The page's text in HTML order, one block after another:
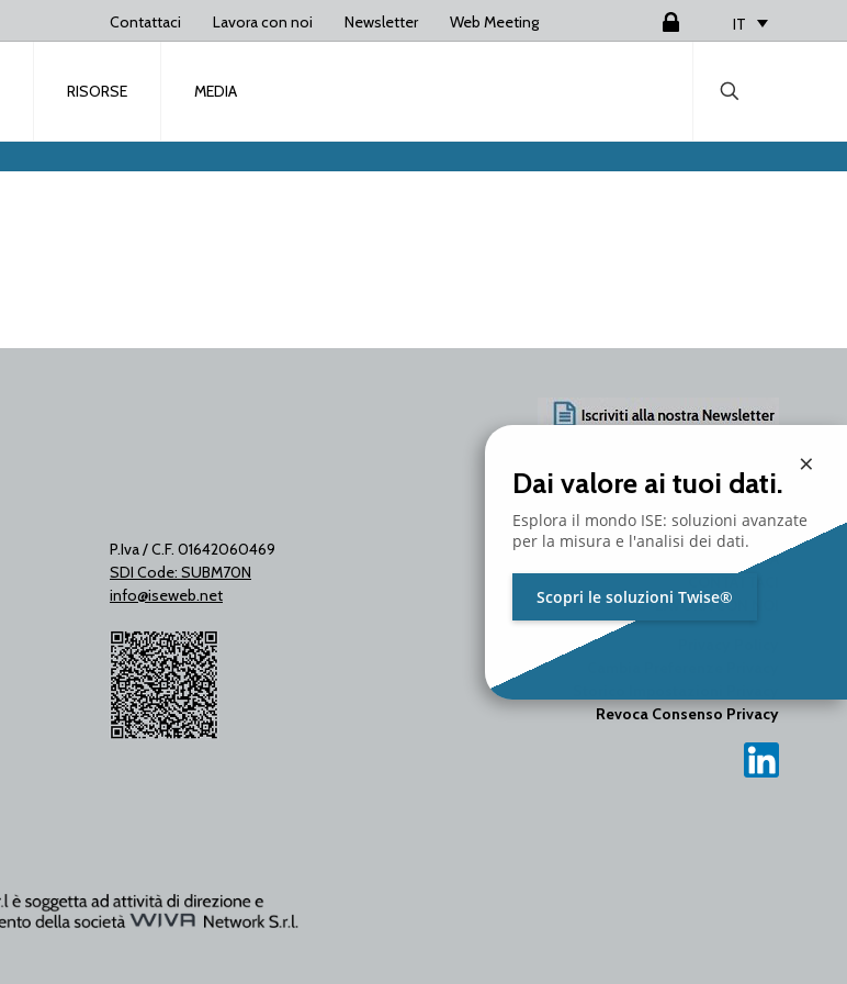
Contattaci Lavora con noi Newsletter Web Meeting IT
RISORSE MEDIA
P.Iva / C.F. 01642060469
SDI Code: SUBM70N
info@iseweb.net
PRODOTTI
SERVIZI
RISORSE
MEDIA
LAVORA CON NOI
Revoca Consenso Privacy
×
Dai valore ai tuoi dati.
Esplora il mondo ISE: soluzioni avanzate
per la misura e l'analisi dei dati.
Scopri le soluzioni Twise®